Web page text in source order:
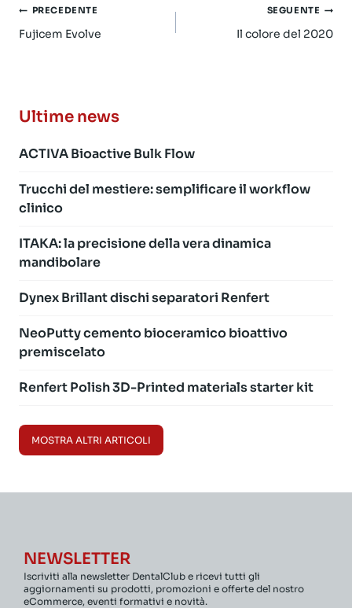
Navigazione
articoli
PRECEDENTE
Fujicem Evolve
SEGUENTE
Il colore del 2020
Ultime news
ACTIVA Bioactive Bulk Flow
Trucchi del mestiere: semplificare il workflow
clinico
ITAKA: la precisione della vera dinamica
mandibolare
Dynex Brillant dischi separatori Renfert
NeoPutty cemento bioceramico bioattivo
premiscelato
Renfert Polish 3D-Printed materials starter kit
MOSTRA ALTRI ARTICOLI
NEWSLETTER
Iscriviti alla newsletter DentalClub e ricevi tutti gli
aggiornamenti su prodotti, promozioni e offerte del nostro
eCommerce, eventi formativi e novità.